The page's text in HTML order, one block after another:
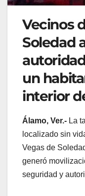
Vecinos
Soledad
un
interior
Álamo, Ver.- La
localizado sin
Vegas de
generó
seguridad y